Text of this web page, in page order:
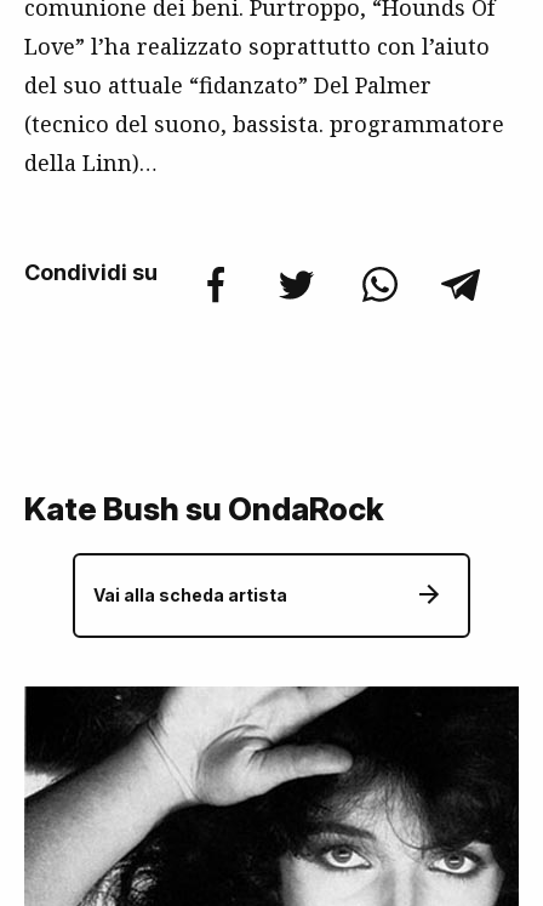
comunione dei beni. Purtroppo, “Hounds Of
Love” l’ha realizzato soprattutto con l’aiuto
del suo attuale “fidanzato” Del Palmer
(tecnico del suono, bassista. programmatore
della Linn)…
Condividi su
Kate Bush su OndaRock
Vai alla scheda artista